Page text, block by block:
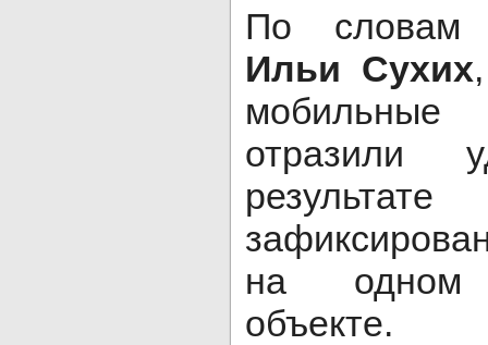
По словам
Ильи Сухих
мобильные
отразили
на одном
объекте.